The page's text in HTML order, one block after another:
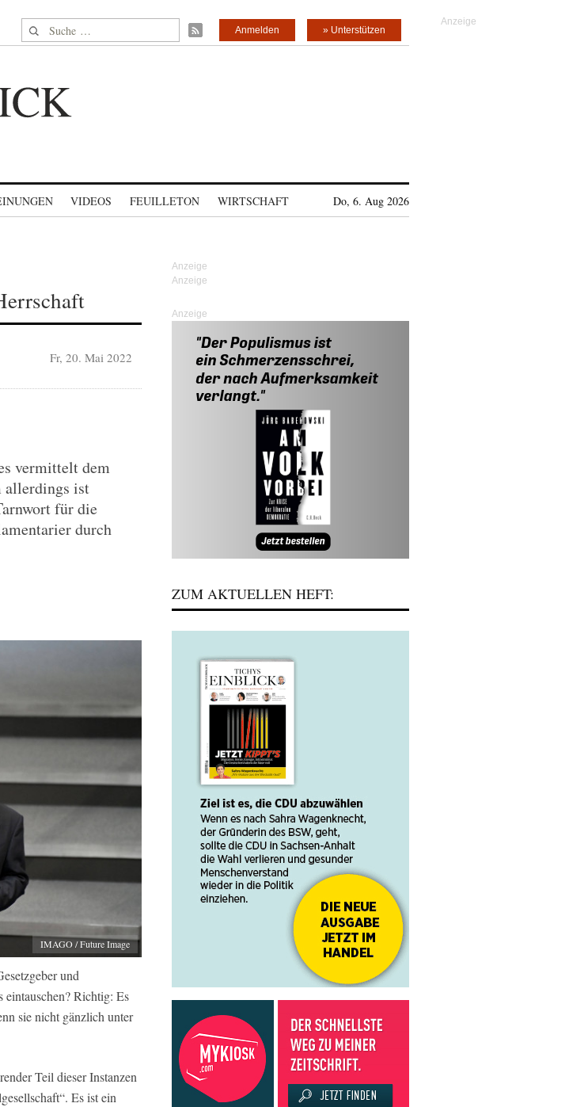
Suche nach: » Unterstützen
Anmelden
VIDEOS FEUILLETON WIRTSCHAFT Do, 6. Aug 2026
Fr, 20. Mai 2022
vermittelt dem
allerdings ist
für die
durch
IMAGO / Future Image
und
Richtig: Es
sie nicht gänzlich unter
Teil dieser Instanzen
Es ist ein
Anzeige
ZUM AKTUELLEN HEFT: